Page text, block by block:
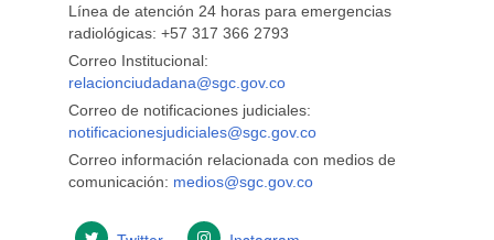
Línea de atención 24 horas para emergencias
radiológicas: +57 ​317 366 2793
Correo Institucional:
relacionciudadana@sgc.gov.co
Correo de notificaciones judiciales:
notificacionesjudiciales@sgc.gov.co
Correo información relacionada con medios de
comunicación: medios@sgc.gov.co